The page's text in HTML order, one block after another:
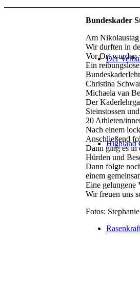
Der
Highland
Bundeskader
Am Nikolaustag
Wir durften in
Vor Ort wurden
Ein
Christina
Michaela van
Der
Steinstossen
20 Athleten/
Nach einem
Anschließend
Dann ging es in
Hürden und
Dann folgte
einem
Eine gelungene
Wir freuen uns
Fotos: